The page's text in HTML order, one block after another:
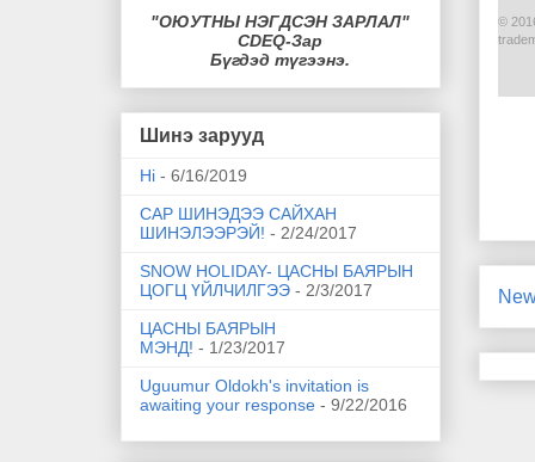
©
"ОЮУТНЫ НЭГДСЭН ЗАРЛАЛ"
CDEQ-Зар
Бүгдэд түгээнэ.
Шинэ зарууд
Hi - 6/16/2019
САР ШИНЭДЭЭ САЙХАН
ШИНЭЛЭЭРЭЙ! - 2/24/2017
SNOW HOLIDAY- ЦАСНЫ БАЯРЫН
ЦОГЦ ҮЙЛЧИЛГЭЭ - 2/3/2017
ЦАСНЫ БАЯРЫН
МЭНД! - 1/23/2017
Uguumur Oldokh's invitation is
awaiting your response - 9/22/2016